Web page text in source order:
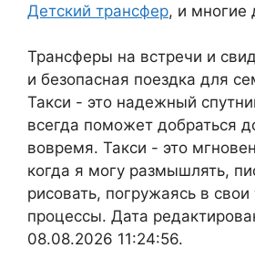
Детский трансфер, и многие
Трансферы на встречи и
и безопасная поездка для
Такси - это надежный
всегда поможет добраться
вовремя. Такси - это
когда я могу размышлять,
рисовать, погружаясь в свои
процессы. Дата
08.08.2026 11:24:56.